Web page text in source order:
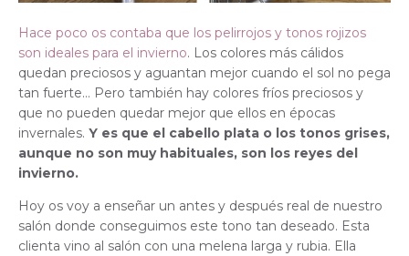
Hace poco os contaba que los pelirrojos y tonos rojizos
son ideales para el invierno. Los colores más cálidos
quedan preciosos y aguantan mejor cuando el sol no pega
tan fuerte… Pero también hay colores fríos preciosos y
que no pueden quedar mejor que ellos en épocas
invernales. Y es que el cabello plata o los tonos grises,
aunque no son muy habituales, son los reyes del
invierno.
Hoy os voy a enseñar un antes y después real de nuestro
salón donde conseguimos este tono tan deseado. Esta
clienta vino al salón con una melena larga y rubia. Ella